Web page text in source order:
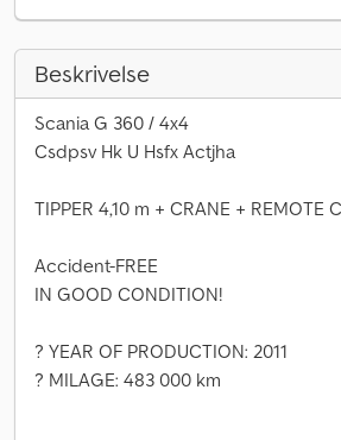
Beskrivelse
Scania G 360 / 4x4
Csdpsv Hk U Hsfx Actjha
TIPPER 4,10 m + CRANE + REMOTE
Accident-FREE
IN GOOD CONDITION!
? YEAR OF PRODUCTION: 2011
? MILAGE: 483 000 km